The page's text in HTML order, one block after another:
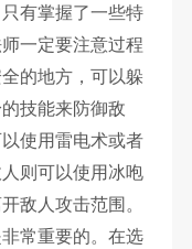
有掌握了一些特
一定要注意过程
的地方，可以躲
技能来防御敌
使用雷电术或者
则可以使用冰咆
敌人攻击范围。
常重要的。在选